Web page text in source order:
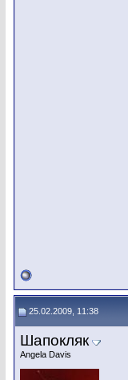
25.02.2009, 11:38
Шапокляк
Angela Davis